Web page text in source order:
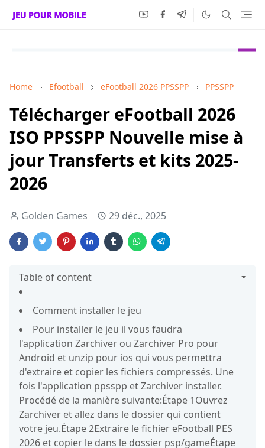
Home Efootball eFootball 2026 PPSSPP PPSSPP
Télécharger eFootball 2026
ISO PPSSPP Nouvelle mise à
jour Transferts et kits 2025-
2026
Golden Games 29 déc., 2025
Table of content
Comment installer le jeu
Pour installer le jeu il vous faudra
l'application Zarchiver ou Zarchiver Pro pour
Android et unzip pour ios qui vous permettra
d'extraire et copier les fichiers compressés. Une
fois l'application ppsspp et Zarchiver installer.
Procédé de la manière suivante:Étape 1Ouvrez
Zarchiver et allez dans le dossier qui contient
votre jeu.Étape 2Extraire le fichier eFootball PES
2026 et copier le dans le dossier psp/gameÉtape